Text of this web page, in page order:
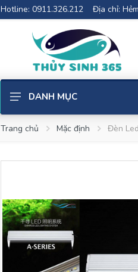
Hotline: 0911.326.212 Địa chỉ:
Cây thủy sinh
Đèn Thủy Sinh
Phân nền thủy sinh
DANH MỤC
Trang chủ Mặc định Đèn